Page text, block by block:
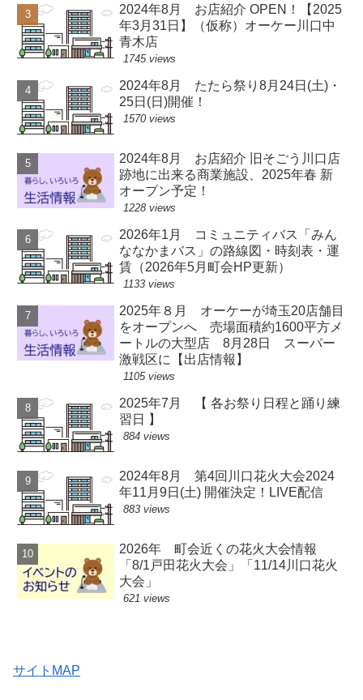
2024年8月 お店紹介 OPEN！【2025
年3月31日】（仮称）オーケー川口中
青木店
1745 views
2024年8月 たたら祭り8月24日(土)・
25日(日)開催！
1570 views
2024年8月 お店紹介 旧そごう川口店
跡地に出来る商業施設、2025年春 新
オープン予定！
1228 views
2026年1月 コミュニティバス「みん
ななかまバス」の路線図・時刻表・運
賃（2026年5月町会HP更新）
1133 views
2025年８月 オーケーが埼玉20店舗目
をオープンへ 売場面積約1600平方メ
ートルの大型店 8月28日 スーパー
激戦区に【出店情報】
1105 views
2025年7月 【 各お祭り日程と踊り練
習日 】
884 views
2024年8月 第4回川口花火大会2024
年11月9日(土) 開催決定！LIVE配信
883 views
2026年 町会近くの花火大会情報
「8/1戸田花火大会」「11/14川口花火
大会」
621 views
サイトMAP